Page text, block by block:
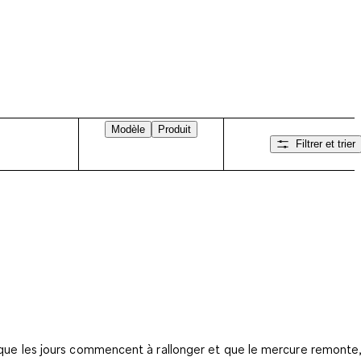
Modèle
Produit
Filtrer et trier
les jours commencent à rallonger et que le mercure